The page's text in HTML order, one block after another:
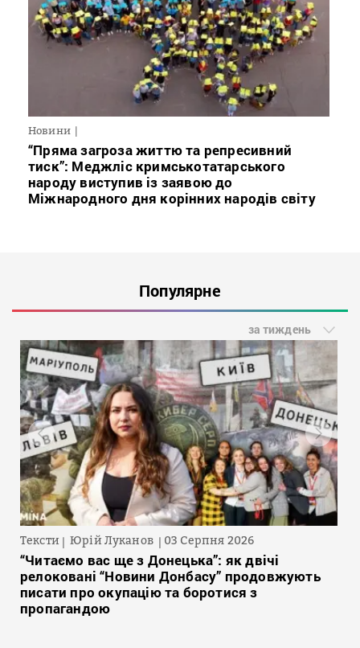
Новини
“Пряма загроза життю та репресивний
тиск”: Меджліс кримськотатарського
народу виступив із заявою до
Міжнародного дня корінних народів світу
Популярне
за тиждень
Тексти Юрій Луканов 03 Серпня 2026
“Читаємо вас ще з Донецька”: як двічі
релоковані “Новини Донбасу” продовжують
писати про окупацію та боротися з
пропагандою